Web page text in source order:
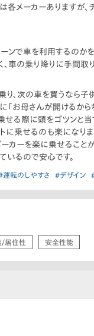
各メーカーありますが
ンで車を利用するのか
、車の乗り降りに手間取
、次の車を買うなら子
お母さんが開けるから
せる際に頭をゴツンと
トに乗せるのも楽にな
カーを楽に乗せること
いるので安心です。
運転のしやすさ #デザイン
/居住性 安全性能